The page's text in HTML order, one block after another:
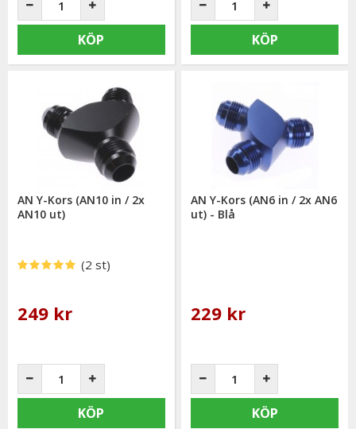
KÖP KÖP
AN Y-Kors (AN10 in / 2x
AN10 ut)
(2 st)
249 kr
KÖP
AN Y-Kors (AN6 in / 2x AN6
ut) - Blå
229 kr
KÖP